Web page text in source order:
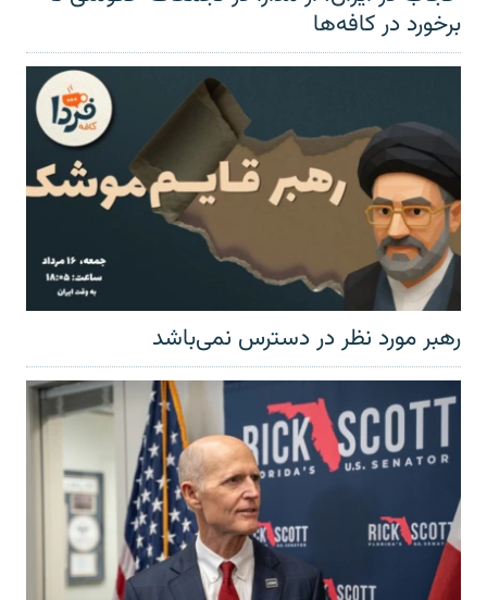
برخورد در کافه‌ها
رهبر مورد نظر در دسترس نمی‌باشد